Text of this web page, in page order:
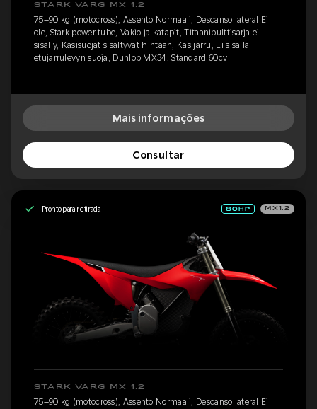
STARK VARG MX 1.2
75–90 kg (motocross), Assento Normaali, Descanso lateral Ei
ole, Stark power tube, Vakio jalkatapit, Titaanipulttisarja ei
sisälly, Käsisuojat sisältyvät hintaan, Käsijarru, Ei sisällä
etujarrulevyn suoja, Dunlop MX34, Standard 60cv
Mais informações
Consultar
Pronto para retirada MX1.2
STARK VARG MX 1.2
75–90 kg (motocross), Assento Normaali, Descanso lateral Ei